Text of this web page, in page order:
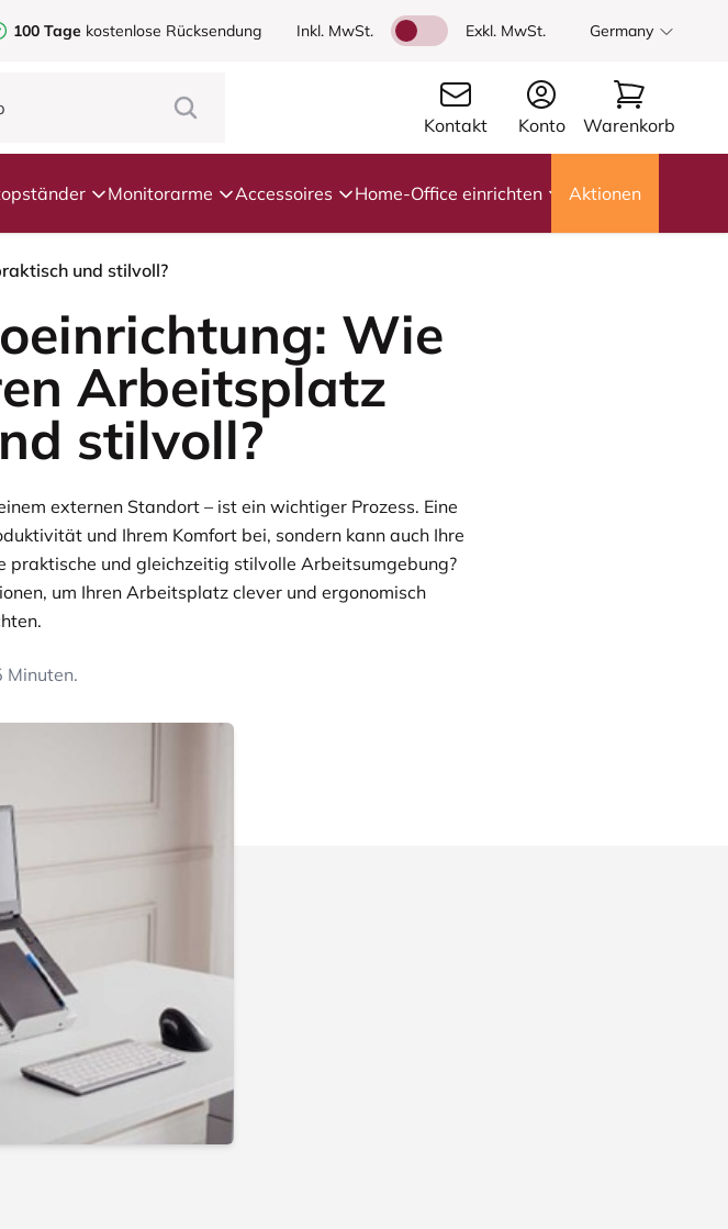
100 Tage kostenlose Rücksendung Inkl. MwSt. Exkl. MwSt. Germany
Kontakt Konto Warenkorb
Monitorarme Accessoires Home-Office einrichten Aktionen
und stilvoll?
Wie
Arbeitsplatz
stilvoll?
externen Standort – ist ein wichtiger Prozess. Eine
und Ihrem Komfort bei, sondern kann auch Ihre
praktische und gleichzeitig stilvolle Arbeitsumgebung?
um Ihren Arbeitsplatz clever und ergonomisch
Minuten.